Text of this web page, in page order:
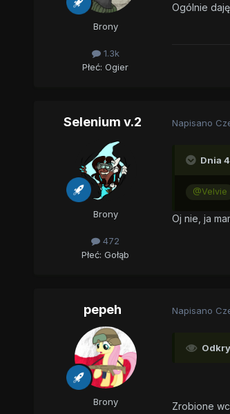
Brony
1.3k
Płeć: Ogier
Ogólnie
Selenium v.2
Brony
472
Płeć: Gołąb
Napisano
Dnia
@Velvie
Oj nie, ja
pepeh
Brony
Napisano
Zrobione